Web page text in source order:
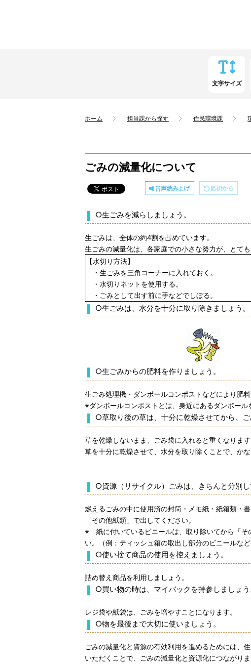
文字サイズ
ホーム 担当課から探す 住民環境課
ごみの減量化について
○生ごみを減らしましょう。
生ごみは、全体の約4割を占めています。
生ごみの減量化は、各家庭での小さな努力が、とても
【水切り方法】
・生ごみを三角コーナーに入れておく。
・水切りネットを使用する。
・ごみとして出す前に手などでしぼる。
○生ごみは、水分を十分に取り除きましょう。
○生ごみからの肥料を作りましょう。
生ごみ処理機・ダンボールコンポストなどにより肥
※ダンボールコンポストとは、身近にあるダンボール
○草取り後の草は、十分に乾燥させてから、ご
草を乾燥しないまま、ごみ袋に入れると重くなります
草を十分に乾燥させて、水分を取り除くことで、か
○資源（リサイクル）ごみは、きちんと分別し
燃えるごみの中に使用済の封筒・メモ紙・紙箱類・
「その他紙類」で出してください。
※ 紙に付いているビニールは、取り除いてから「そ
い。（例：ティッシュ箱の取出し部分のビニールなど
○使い捨て商品の使用を控えましょう。
詰め替え商品を利用しましょう。
○買い物の時は、マイバックを持参しましょう
レジ袋や紙袋は、ごみを増やすことになります。
○物を最後まで大切に使いましょう。
ごみの減量化と資源の有効利用を進めるためには、
いただくことで、ごみの減量化と資源化につながりま